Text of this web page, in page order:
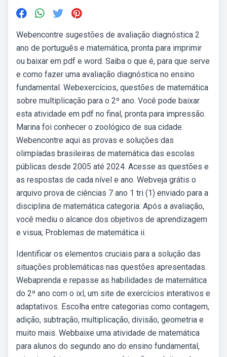
Webencontre sugestões de avaliação diagnóstica 2
ano de português e matemática, pronta para imprimir
ou baixar em pdf e word. Saiba o que é, para que serve
e como fazer uma avaliação diagnóstica no ensino
fundamental. Webexercícios, questões de matemática
sobre multiplicação para o 2º ano. Você pode baixar
esta atividade em pdf no final, pronta para impressão.
Marina foi conhecer o zoológico de sua cidade.
Webencontre aqui as provas e soluções das
olimpíadas brasileiras de matemática das escolas
públicas desde 2005 até 2024. Acesse as questões e
as respostas de cada nível e ano. Webveja grátis o
arquivo prova de ciências 7 ano 1 tri (1) enviado para a
disciplina de matemática categoria: Após a avaliação,
você mediu o alcance dos objetivos de aprendizagem
e visua; Problemas de matemática ii.
Identificar os elementos cruciais para a solução das
situações problemáticas nas questões apresentadas.
Webaprenda e repasse as habilidades de matemática
do 2º ano com o ixl, um site de exercícios interativos e
adaptativos. Escolha entre categorias como contagem,
adição, subtração, multiplicação, divisão, geometria e
muito mais. Webbaixe uma atividade de matemática
para alunos do segundo ano do ensino fundamental,